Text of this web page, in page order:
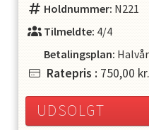
Holdnummer: N221
Tilmeldte: 4/4
Betalingsplan:
Ratepris : 750,00 kr.
UDSOLGT